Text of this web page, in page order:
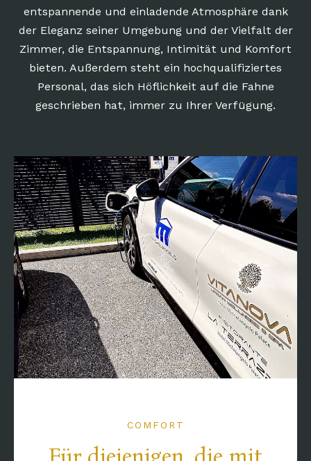
entspannende und einladende Atmosphäre dank
der Eleganz seiner Umgebung und der Vielfalt der
Zimmer, die Entspannung, Intimität und Komfort
bieten. Außerdem steht ein hochqualifiziertes
Personal, das sich Höflichkeit auf die Fahne
geschrieben hat, immer zu Ihrer Verfügung.
COMFORT